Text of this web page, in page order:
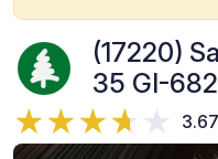
(17220)
35 GI-682